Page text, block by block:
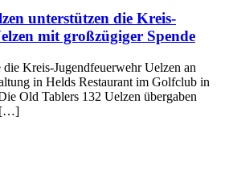
unterstützen die Kreis-
mit großzügiger Spende
Kreis-Jugendfeuerwehr Uelzen an
in Helds Restaurant im Golfclub in
Old Tablers 132 Uelzen übergaben